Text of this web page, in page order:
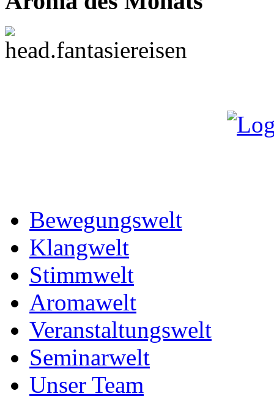
Bewegungswelt
Klangwelt
Stimmwelt
Aromawelt
Veranstaltungswelt
Seminarwelt
Unser Team